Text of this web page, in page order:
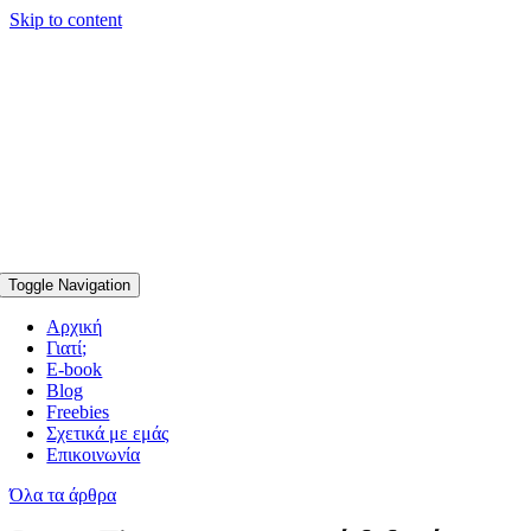
Skip to content
Toggle Navigation
Αρχική
Γιατί;
E-book
Blog
Freebies
Σχετικά με εμάς
Επικοινωνία
Όλα τα άρθρα